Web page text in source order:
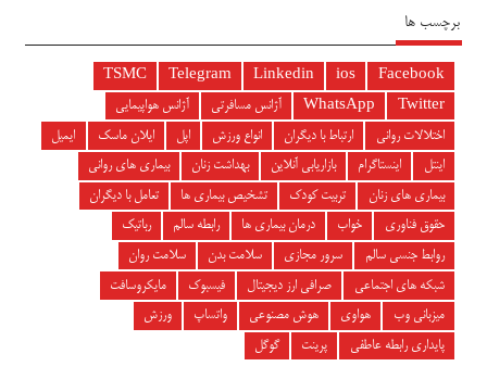
برچسب ها
Facebook
ios
Linkedin
Telegram
TSMC
Twitter
WhatsApp آژانس مسافرتی
آژانس هواپیمایی
اختلالات روانی
ارتباط با دیگران انواع ورزش اپل ایلان ماسک
ایمیل
اینتل
اینستاگرام بازاریابی آنلاین بهداشت زنان
بیماری های روانی
بیماری های زنان
تربیت کودک تشخیص بیماری ها
تعامل با دیگران
حقوق فناوری
خواب درمان بیماری ها رابطه سالم
رباتیک
روابط جنسی سالم
سرور مجازی سلامت بدن
سلامت روان
شبکه های اجتماعی
صرافی ارز دیجیتال فیسبوک
مایکروسافت
میزبانی وب
هواوی هوش مصنوعی واتساپ
ورزش
پایداری رابطه عاطفی
پرینت گوگل